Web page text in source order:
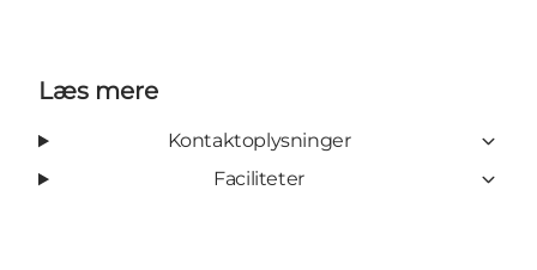
Læs mere
Kontaktoplysninger
Faciliteter